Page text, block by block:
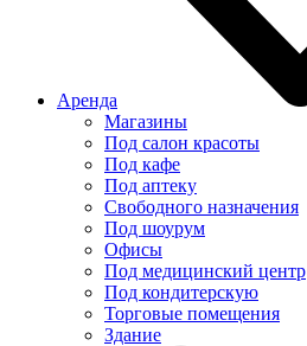
Аренда
Магазины
Под салон красоты
Под кафе
Под аптеку
Свободного назначения
Под шоурум
Офисы
Под медицинский центр
Под кондитерскую
Торговые помещения
Здание